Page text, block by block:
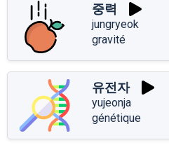
중력
jungryeok
gravité
유전자
yujeonja
génétique